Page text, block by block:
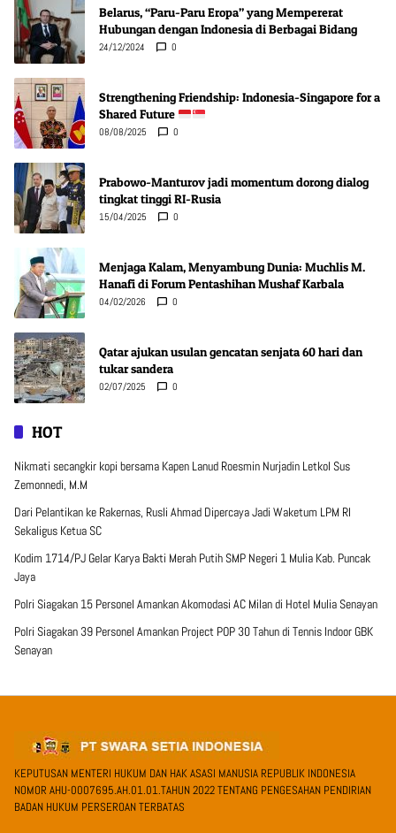
Belarus, “Paru-Paru Eropa” yang Mempererat
Hubungan dengan Indonesia di Berbagai Bidang
24/12/2024 0
Strengthening Friendship: Indonesia-Singapore for a
Shared Future
08/08/2025 0
Prabowo-Manturov jadi momentum dorong dialog
tingkat tinggi RI-Rusia
15/04/2025 0
Menjaga Kalam, Menyambung Dunia: Muchlis M.
Hanafi di Forum Pentashihan Mushaf Karbala
04/02/2026 0
Qatar ajukan usulan gencatan senjata 60 hari dan
tukar sandera
02/07/2025 0
HOT
Nikmati secangkir kopi bersama Kapen Lanud Roesmin Nurjadin Letkol Sus
Zemonnedi, M.M
Dari Pelantikan ke Rakernas, Rusli Ahmad Dipercaya Jadi Waketum LPM RI
Sekaligus Ketua SC
Kodim 1714/PJ Gelar Karya Bakti Merah Putih SMP Negeri 1 Mulia Kab. Puncak
Jaya
Polri Siagakan 15 Personel Amankan Akomodasi AC Milan di Hotel Mulia Senayan
Polri Siagakan 39 Personel Amankan Project POP 30 Tahun di Tennis Indoor GBK
Senayan
KEPUTUSAN MENTERI HUKUM DAN HAK ASASI MANUSIA REPUBLIK INDONESIA
NOMOR AHU-0007695.AH.01.01.TAHUN 2022 TENTANG PENGESAHAN PENDIRIAN
BADAN HUKUM PERSEROAN TERBATAS